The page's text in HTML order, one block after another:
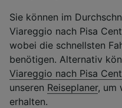
Sie können im
Viareggio nach Pisa
wobei die schnellsten
benötigen. Alternativ
Viareggio nach Pisa
unseren Reiseplaner, um
erhalten.